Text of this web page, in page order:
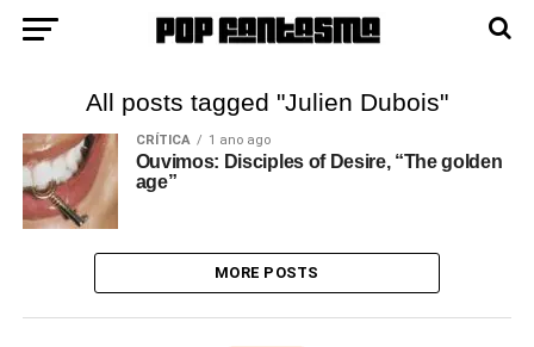
All posts tagged "Julien Dubois"
CRÍTICA 1 ano ago
Ouvimos: Disciples of Desire, “The golden
age”
MORE POSTS